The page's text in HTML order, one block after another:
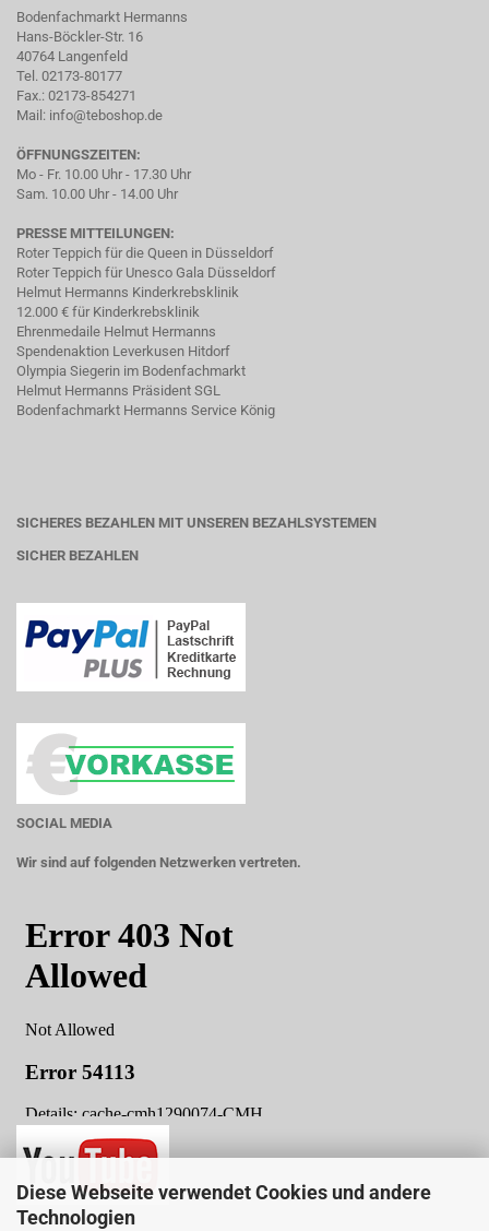
Diese Webseite verwendet Cookies und andere
Technologien
Bodenfachmarkt Hermanns
Hans-Böckler-Str. 16
40764 Langenfeld
Tel. 02173-80177
Fax.: 02173-854271
Mail: info@teboshop.de
ÖFFNUNGSZEITEN:
Mo - Fr. 10.00 Uhr - 17.30 Uhr
Sam. 10.00 Uhr - 14.00 Uhr
PRESSE MITTEILUNGEN:
Roter Teppich für die Queen in Düsseldorf
Roter Teppich für Unesco Gala Düsseldorf
Helmut Hermanns Kinderkrebsklinik
12.000 € für Kinderkrebsklinik
Ehrenmedaile Helmut Hermanns
Spendenaktion Leverkusen Hitdorf
Olympia Siegerin im Bodenfachmarkt
Helmut Hermanns Präsident SGL
Bodenfachmarkt Hermanns Service König
SICHERES BEZAHLEN MIT UNSEREN BEZAHLSYSTEMEN
SICHER BEZAHLEN
SOCIAL MEDIA
Wir sind auf folgenden Netzwerken vertreten.